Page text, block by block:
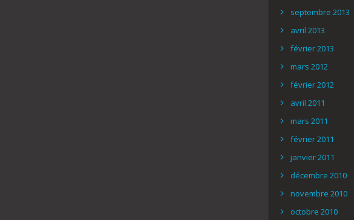
septembre 2013
avril 2013
février 2013
mars 2012
février 2012
avril 2011
mars 2011
février 2011
janvier 2011
décembre 2010
novembre 2010
octobre 2010